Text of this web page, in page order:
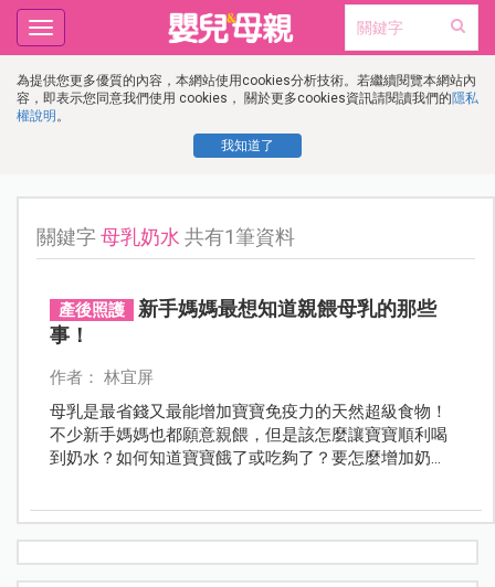
為提供您更多優質的內容，本網站使用cookies分析技術。若繼續閱覽本網站內
容，即表示您同意我們使用 cookies， 關於更多cookies資訊請閱讀我們的隱私
權說明 。
我知道了
Toggle
navigation
關鍵字母乳奶水 共有1筆資料
產後照護
新手媽媽最想知道親餵母乳的那些
事！
作者： 林宜屏
母乳是最省錢又最能增加寶寶免疫力的天然超級食物！
不少新手媽媽也都願意親餵，但是該怎麼讓寶寶順利喝
到奶水？如何知道寶寶餓了或吃夠了？要怎麼增加奶